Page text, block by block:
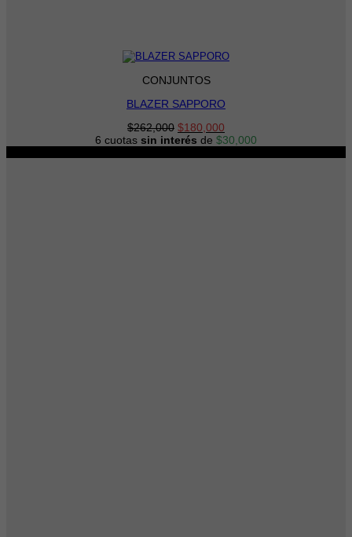
CONJUNTOS
BLAZER SAPPORO
$262,000 El
precio
$180,000
precio
6 cuotas sin interés de $30,000